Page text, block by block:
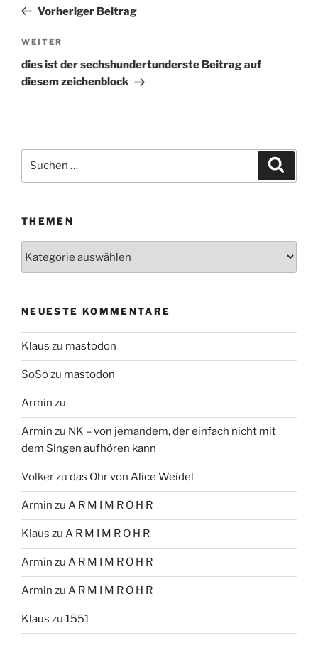
Beitrag
Vorheriger Beitrag
Nächster
Beitrag
WEITER
dies ist der sechshundertunderste Beitrag auf
diesem zeichenblock
Suchen
THEMEN
NEUESTE KOMMENTARE
Klaus zu mastodon
SoSozu mastodon
Armin zu
Armin zu NK – von jemandem, der einfach nicht mit
dem Singen aufhören kann
Volkerzu das Ohr von Alice Weidel
Armin zu A R M I M R O H R
Klaus zu A R M I M R O H R
Armin zu A R M I M R O H R
Armin zu A R M I M R O H R
Klaus zu 1551